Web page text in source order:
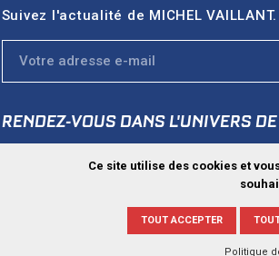
Suivez l'actualité de MICHEL VAILLANT.
RENDEZ-VOUS DANS L'UNIVERS DE
Vers le siteJULIEWOOD.FR
Mentions légales
Ce site utilise des cookies et
TOUT ACCEPTER
Politique